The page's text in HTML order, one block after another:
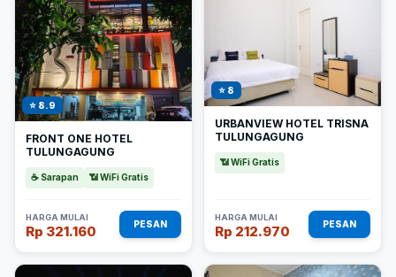
⭐ 8.9
FRONT ONE HOTEL
TULUNGAGUNG
☕ Sarapan 📶 WiFi Gratis
HARGA MULAI
Rp 321.160 PESAN
⭐ 8
URBANVIEW HOTEL TRISNA
TULUNGAGUNG
📶 WiFi Gratis
HARGA MULAI
Rp 212.970 PESAN